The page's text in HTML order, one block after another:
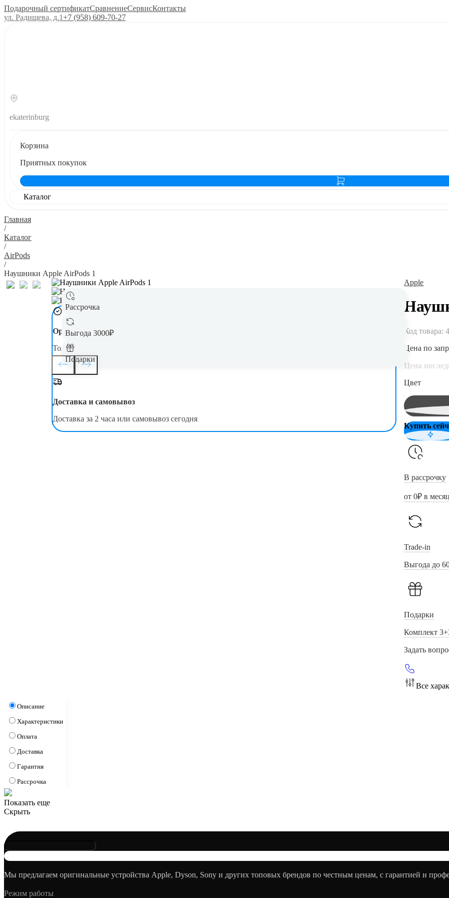
Подарочный сертификатСравнениеСервисКонтакты
ул. Радищева, д.1+7 (958) 609‑70‑27
ekaterinburg
Корзина
Приятных покупок
Каталог
Главная
/
Каталог
/
AirPods
/
Наушники Apple AirPods 1
Рассрочка
Выгода 3000₽
Подарки
Оригинал
Только новая, оригинальная техника
Доставка и самовывоз
Доставка за 2 часа или самовывоз сегодня
Apple
Код товара:
Цена по
Цена
Цвет
Купить
В рассрочку
от0₽ в месяц
Trade-in
Выгода до
Подарки
Комплект
Задать
Все
Описание
Характеристики
Оплата
Доставка
Гарантия
Рассрочка
Показать еще
Скрыть
Мы предлагаем оригинальные устройства Apple, Dyson, Sony и других топовых брендов по честным ценам, с гарантией и
Режим работы